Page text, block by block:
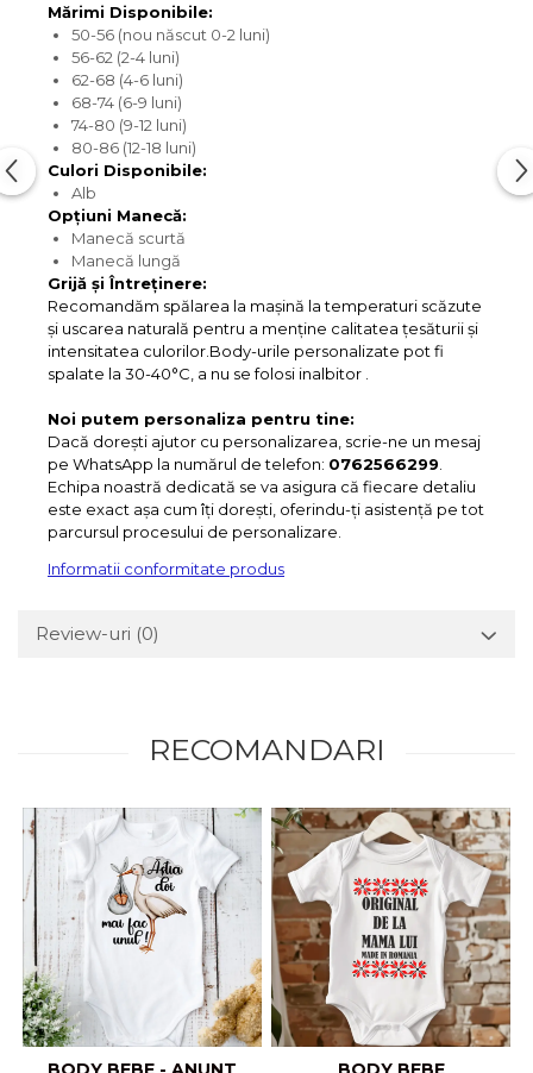
Mărimi Disponibile:
50-56 (nou născut 0-2 luni)
56-62 (2-4 luni)
62-68 (4-6 luni)
68-74 (6-9 luni)
74-80 (9-12 luni)
80-86 (12-18 luni)
Culori Disponibile:
Alb
Opțiuni Manecă:
Manecă scurtă
Manecă lungă
Grijă și Întreținere:
Recomandăm spălarea la mașină la temperaturi scăzute
și uscarea naturală pentru a menține calitatea țesăturii și
intensitatea culorilor.Body-urile personalizate pot fi
spalate la 30-40°C, a nu se folosi inalbitor .
Noi putem personaliza pentru tine:
Dacă dorești ajutor cu personalizarea, scrie-ne un mesaj
pe WhatsApp la numărul de telefon: 0762566299
Echipa noastră dedicată se va asigura că fiecare detaliu
este exact așa cum îți dorești, oferindu-ți asistență pe tot
parcursul procesului de personalizare.
Informatii conformitate produs
Review-uri (0)
RECOMANDARI